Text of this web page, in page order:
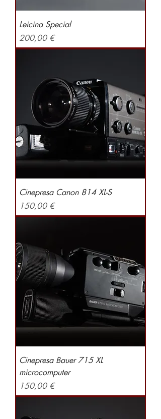
Leicina Special
Preis
200,00 €
Cinepresa Canon 814 XL-S
Preis
150,00 €
Cinepresa Bauer 715 XL
microcomputer
Preis
150,00 €